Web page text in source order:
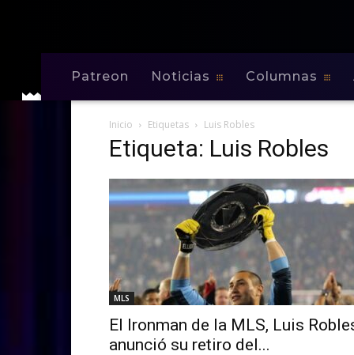
Patreon Noticias Columnas
Inicio Etiquetas Luis Robles
Etiqueta: Luis Robles
MLS
El Ironman de la MLS, Luis
anunció su retiro del...